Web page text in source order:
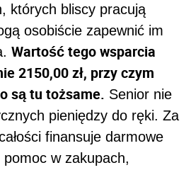
których bliscy pracują
osobiście zapewnić im
Wartość tego wsparcia
2150,00 zł, przy czym
są tu tożsame. Senior nie
pieniędzy do ręki. Za
finansuje darmowe
pomoc w zakupach,